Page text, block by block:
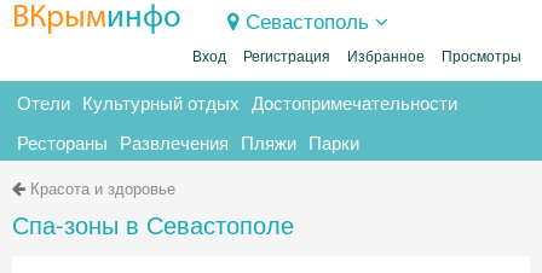
ВКрыминфо Севастополь
Вход Регистрация Избранное Просмотры
Отели Культурный отдых Достопримечательности
Рестораны Развлечения Пляжи Парки
Красота и здоровье
Спа-зоны в Севастополе